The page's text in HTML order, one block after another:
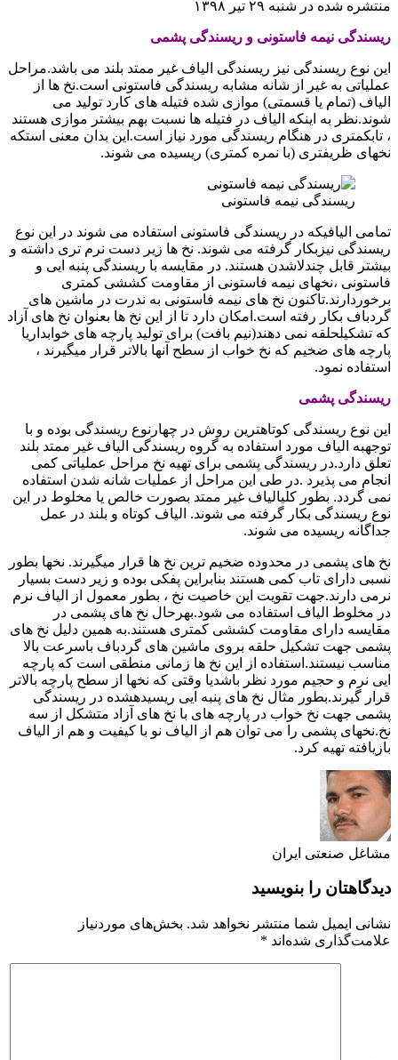
شده در شنبه ۲۹ تیر ۱۳۹۸
نیمه فاستونی و ریسندگی پشمی
نوع ریسندگی نیز ریسندگی الیاف غیر ممتد بلند می باشد.مراحل
به غیر از شانه مشابه ریسندگی فاستونی است.نخ ها از
(تمام یا قسمتی) موازی شده فتیله های کارد تولید می
به اینکه الیاف در فتیله ها نسبت بهم بیشتر موازی هستند
در هنگام ریسندگی مورد نیاز است.این بدان معنی استکه
ظریفتری (با نمره کمتری) ریسیده می شوند.
ریسندگی نیمه فاستونی
الیافیکه در ریسندگی فاستونی استفاده می شوند در این نوع
نیزبکار گرفته می شوند. نخ ها زیر دست نرم تری داشته و
قابل چندلاشدن هستند. در مقایسه با ریسندگی پنبه ایی و
،نخهای نیمه فاستونی از مقاومت کششی کمتری
نخ های نیمه فاستونی به ندرت در ماشین های
بکار رفته است.امکان دارد تا از این نخ ها بعنوان نخ های آزاد
نمی دهند(نیم بافت) برای تولید پارچه های خوابداریا
های ضخیم که نخ خواب از سطح آنها بالاتر قرار میگیرند ،
نمود.
پشمی
نوع ریسندگی کوتاهترین روش در چهارنوع ریسندگی بوده و با
الیاف مورد استفاده به گروه ریسندگی الیاف غیر ممتد بلند
دارد.در ریسندگی پشمی برای تهیه نخ مراحل عملیاتی کمی
می پذیرد .در طی این مراحل از عملیات شانه شدن استفاده
گردد. بطور کلیالیاف غیر ممتد بصورت خالص یا مخلوط در این
ریسندگی بکار گرفته می شوند. الیاف کوتاه و بلند در عمل
ریسیده می شوند.
های پشمی در محدوده ضخیم ترین نخ ها قرار میگیرند. نخها بطور
دارای تاب کمی هستند بنابراین پفکی بوده و زیر دست بسیار
دارند.جهت تقویت این خاصیت نخ ، بطور معمول از الیاف نرم
مخلوط الیاف استفاده می شود.بهرحال نخ های پشمی در
دارای مقاومت کششی کمتری هستند.به همین دلیل نخ های
جهت تشکیل حلقه بروی ماشین های گردباف باسرعت بالا
نیستند.استفاده از این نخ ها زمانی منطقی است که پارچه
نرم و حجیم مورد نظر باشدیا وقتی که نخها از سطح پارچه بالاتر
گیرند.بطور مثال نخ های پنبه ایی ریسیدهشده در ریسندگی
جهت نخ خواب در پارچه های با نخ های آزاد متشکل از سه
پشمی را می توان هم از الیاف نو با کیفیت و هم از الیاف
تهیه کرد.
صنعتی ایران
را بنویسید
ایمیل شما منتشر نخواهد شد. بخش‌های موردنیاز
شده‌اند*